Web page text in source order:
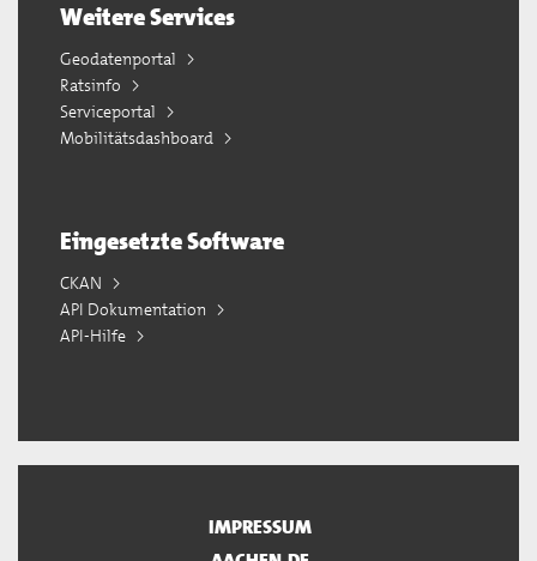
Weitere Services
Geodatenportal
Ratsinfo
Serviceportal
Mobilitätsdashboard
Eingesetzte Software
CKAN
API Dokumentation
API-Hilfe
IMPRESSUM